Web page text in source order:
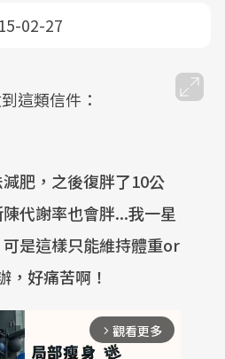
02-27
這類信件：
肥，之後復胖了10公
代謝率也會胖...我一星
是這樣只能維持體重or
，好痛苦啊！
arrow_forward_ios 觀看更多